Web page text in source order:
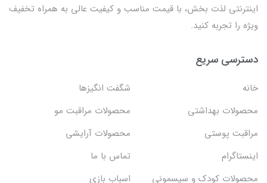
اینترنتی لذت بخش، با قیمت مناسب و کیفیت عالی به همراه تخفیف
ویژه را تجربه کنید.
دسترسی سریع
خانه
شگفت انگيزها
محصولات بهداشتي
محصولات مراقبت مو
مراقبت پوستی
محصولات آرایشی
اینستاگرام
تماس با ما
محصولات کودک و سیسمونی
اسباب بازی